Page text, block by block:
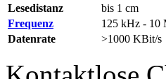
Lesedistanz
bis 1 cm
Frequenz
125 kHz - 10
Datenrate
>1000 KBit/s